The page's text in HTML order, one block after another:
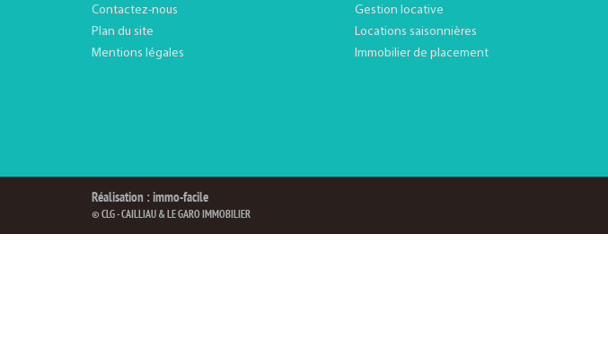
Contactez-nous
Plan du site
Mentions légales
Gestion locative
Locations saisonnières
Immobilier de placement
Réalisation : immo-facile
© CLG - CAILLIAU & LE GARO IMMOBILIER